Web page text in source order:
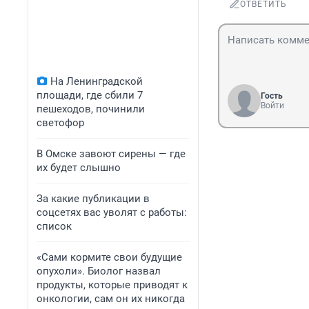
На Ленинградской
площади, где сбили 7
пешеходов, починили
светофор
В Омске завоют сирены — где
их будет слышно
За какие публикации в
соцсетях вас уволят с работы:
список
«Сами кормите свои будущие
опухоли». Биолог назвал
продукты, которые приводят к
онкологии, сам он их никогда
ОТВЕТИТЬ
Гость
Войти